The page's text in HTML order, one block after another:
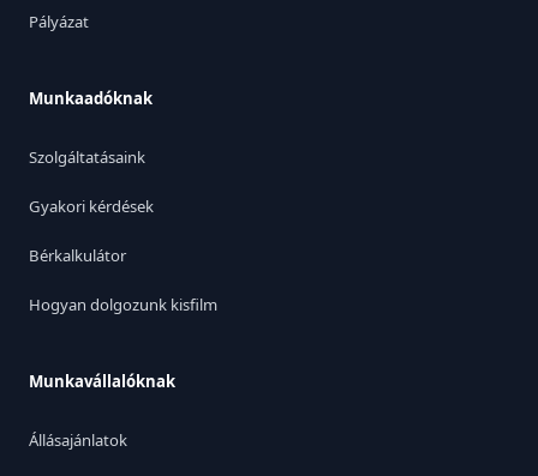
Pályázat
Munkaadóknak
Szolgáltatásaink
Gyakori kérdések
Bérkalkulátor
Hogyan dolgozunk kisfilm
Munkavállalóknak
Állásajánlatok